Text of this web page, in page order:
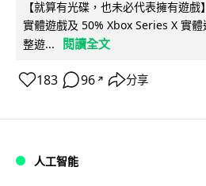
【就算有光碟，也未必代表擁有遊
實體遊戲及 50% Xbox Series X 實
整遊...
閱讀全文
183 96 ↗ 分享
人工智能